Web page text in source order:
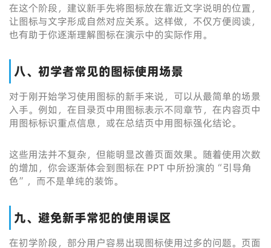
在这个阶段，建议新手先将图标放在靠近文字说明的位置，
让图标与文字形成自然对应关系。这样做，不仅方便阅读，
也有助于你逐渐理解图标在演示中的实际作用。
八、初学者常见的图标使用场景
对于刚开始学习使用图标的新手来说，可以从最简单的场景
入手。例如，在目录页中用图标表示不同章节，在内容页中
用图标标识重点信息，或在总结页中用图标强化结论。
这些用法并不复杂，但能明显改善页面效果。随着使用次数
的增加，你会逐渐体会到图标在 PPT 中所扮演的“引导角
色”，而不是单纯的装饰。
九、避免新手常犯的使用误区
在初学阶段，部分用户容易出现图标使用过多的问题。页面